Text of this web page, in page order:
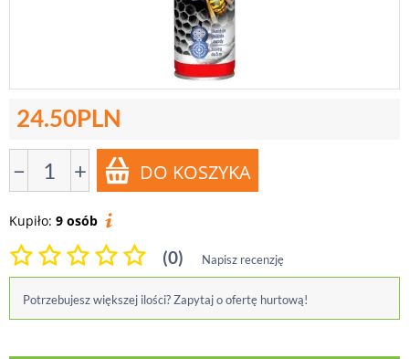
24.50PLN
− +
Kupiło: 9 osób
(0) Napisz recenzję
Potrzebujesz większej ilości? Zapytaj o ofertę hurtową!